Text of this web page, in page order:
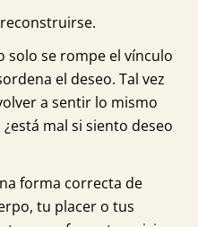
solo se rompe el vínculo
el deseo. Tal vez
a sentir lo mismo
mal si siento deseo
forma correcta de
tu placer o tus